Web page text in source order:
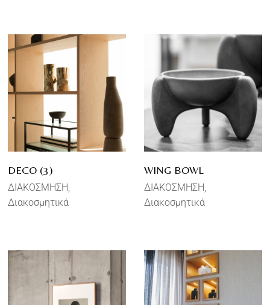
DECO (3)
ΔΙΑΚΟΣΜΗΣΗ
Διακοσμητικά
WING BOWL
ΔΙΑΚΟΣΜΗΣΗ
Διακοσμητικά